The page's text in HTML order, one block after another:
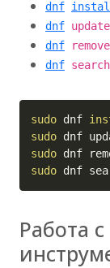
dnf
dnf update
dnf remove
dnf search
sudo dnf
sudo
sudo dnf
sudo dnf
Работа